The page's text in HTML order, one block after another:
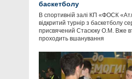
баскетболу
В спортивній залі КП «ФОСК
відкритий турнір з баскетболу
присвячений Стасюку О.М. Вже
проходить вшанування